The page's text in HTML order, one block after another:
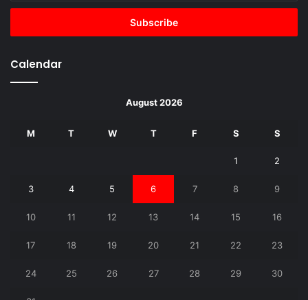
Email
Calendar
August 2026
M T W T F S S
1 2
3 4 5 6 7 8 9
10 11 12 13 14 15 16
17 18 19 20 21 22 23
24 25 26 27 28 29 30